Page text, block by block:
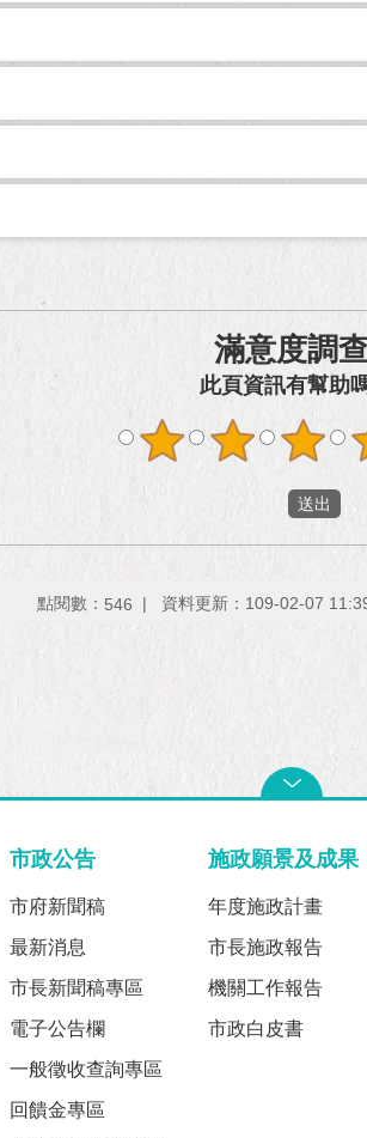
滿意度調
此頁資訊有幫助
點閱數： 546 資料更新：109-02-07
市政公告
市府新聞稿
最新消息
市長新聞稿專區
電子公告欄
一般徵收查詢專區
回饋金專區
施政願景及成果
年度施政計畫
市長施政報告
機關工作報告
市政白皮書